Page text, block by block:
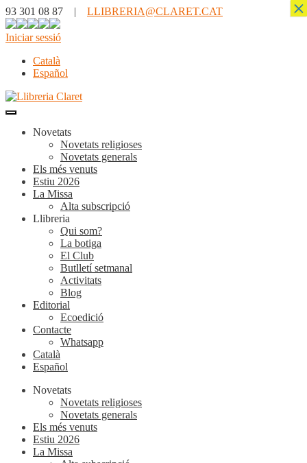
93 301 08 87 | LLIBRERIA@CLARET.CAT
Iniciar sessió
Català
Español
Novetats
Novetats religioses
Novetats generals
Els més venuts
Estiu 2026
La Missa
Alta subscripció
Llibreria
Qui som?
La botiga
El Club
Butlletí setmanal
Activitats
Blog
Editorial
Ecoedició
Contacte
Whatsapp
Català
Español
Novetats
Novetats religioses
Novetats generals
Els més venuts
Estiu 2026
La Missa
×